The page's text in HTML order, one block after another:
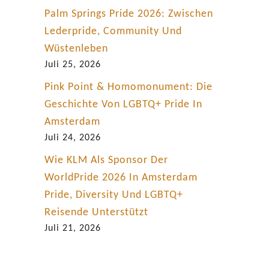
Palm Springs Pride 2026: Zwischen
Lederpride, Community Und
Wüstenleben
Juli 25, 2026
Pink Point & Homomonument: Die
Geschichte Von LGBTQ+ Pride In
Amsterdam
Juli 24, 2026
Wie KLM Als Sponsor Der
WorldPride 2026 In Amsterdam
Pride, Diversity Und LGBTQ+
Reisende Unterstützt
Juli 21, 2026